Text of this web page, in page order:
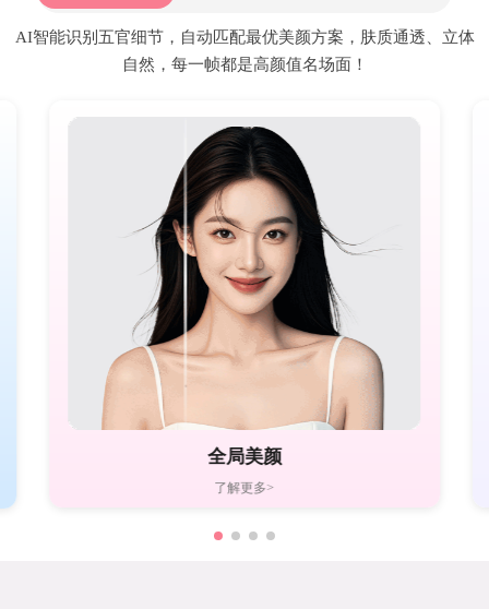
AI智能识别五官细节，自动匹配最优美颜方案，肤质通透、立体
自然，每一帧都是高颜值名场面！
全局美颜
了解更多>